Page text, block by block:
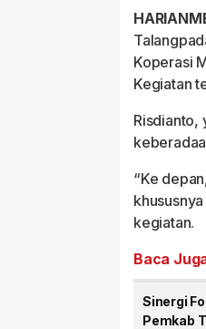
Koperasi
Kegiatan
Risdianto,
“Ke
kegiatan.
Baca
Sinergi
Pemkab